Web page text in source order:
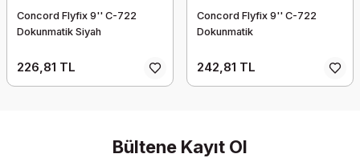
Concord Flyfix 9'' C-722
Dokunmatik Siyah
226,81 TL
Concord Flyfix 9'' C-722
Dokunmatik
242,81 TL
Bültene Kayıt Ol